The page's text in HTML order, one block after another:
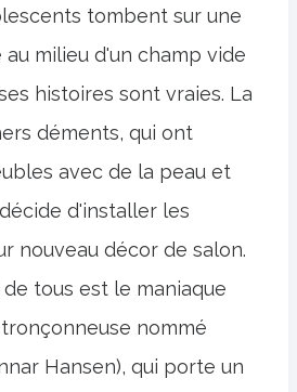
tombent sur une
milieu d'un champ vide
histoires sont vraies. La
déments, qui ont
avec de la peau et
d'installer les
nouveau décor de salon.
tous est le maniaque
nommé
Hansen), qui porte un